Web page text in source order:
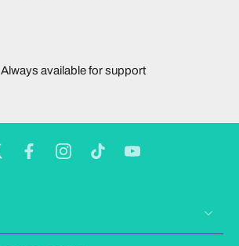
Always available for support